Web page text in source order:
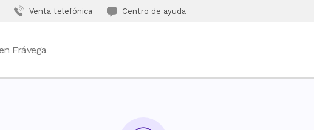
Venta telefónica Centro de ayuda